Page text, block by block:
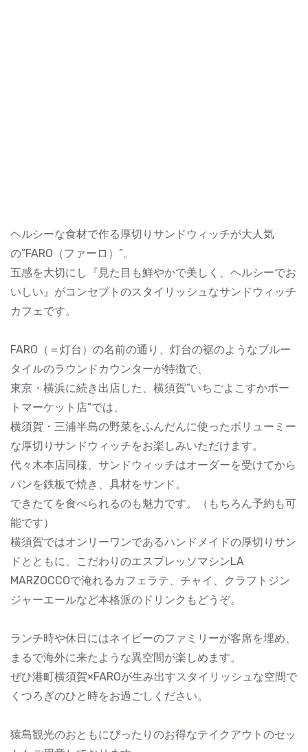
ヘルシーな食材で作る厚切りサンドウィッチが大人気
の”FARO（ファーロ）”。
五感を大切にし『見た目も鮮やかで美しく、ヘルシーでお
いしい』がコンセプトのスタイリッシュなサンドウィッチ
カフェです。
FARO（＝灯台）の名前の通り、灯台の裾のようなブルー
タイルのラウンドカウンターが特徴で、
東京・横浜に続き出店した、横須賀”いちごよこすかポー
トマーケット店”では、
横須賀・三浦半島の野菜をふんだんに使ったボリューミー
な厚切りサンドウィッチをお楽しみいただけます。
代々木本店同様、サンドウィッチはオーダーを受けてから
パンを鉄板で焼き、具材をサンド。
できたてを食べられるのも魅力です。（もちろん予約も可
能です）
横須賀ではオンリーワンであるハンドメイドの厚切りサン
ドとともに、こだわりのエスプレッソマシンLA
MARZOCCOで淹れるカフェラテ、チャイ、クラフトジン
ジャーエールなど本格派のドリンクもどうぞ。
ランチ時や休日にはネイビーのファミリーが客席を埋め、
まるで海外に来たような異空間が楽しめます。
ぜひ港町横須賀×FAROが生み出すスタイリッシュな空間で
くつろぎのひと時をお過ごしください。
猿島観光のおともにぴったりのお得なテイクアウトのセッ